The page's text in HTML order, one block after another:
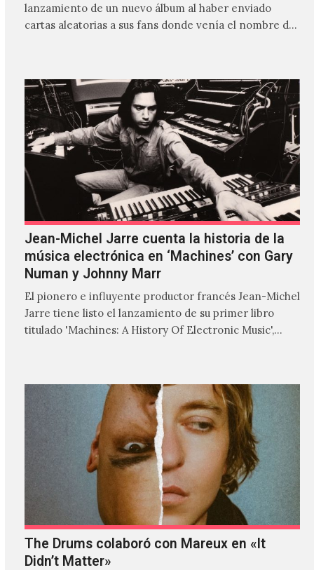
lanzamiento de un nuevo álbum al haber enviado
cartas aleatorias a sus fans donde venía el nombre de
Jean-Michel Jarre cuenta la historia de la
música electrónica en ‘Machines’ con Gary
Numan y Johnny Marr
El pionero e influyente productor francés Jean-Michel
Jarre tiene listo el lanzamiento de su primer libro
titulado 'Machines: A History Of Electronic Music',
The Drums colaboró con Mareux en «It
Didn’t Matter»